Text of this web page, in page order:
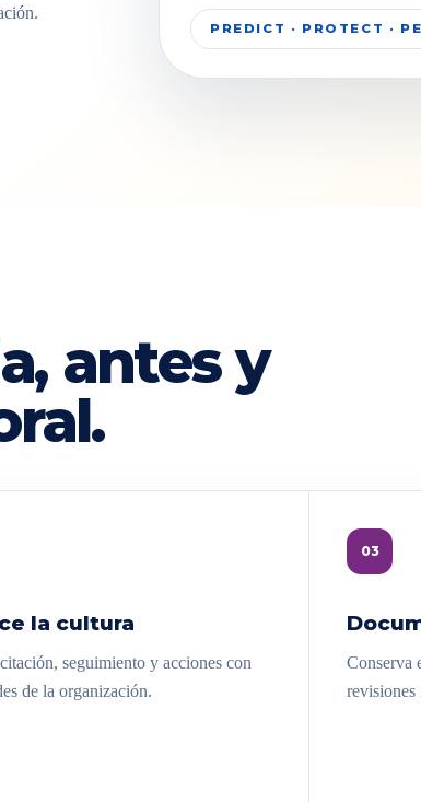
PREDICT · PROTECT ·
antes y
la cultura
seguimiento y acciones con
de la organización.
03
Conserva
revisiones